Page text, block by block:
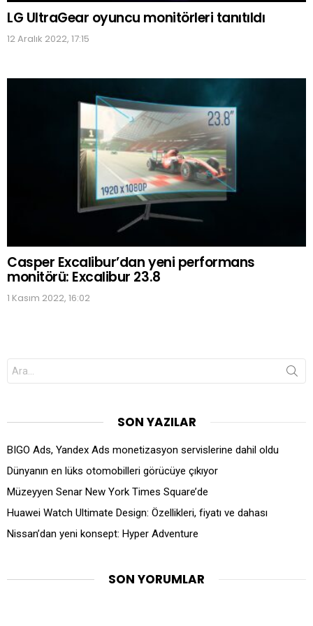
LG UltraGear oyuncu monitörleri tanıtıldı
12 Aralık 2022, 17:15
Casper Excalibur’dan yeni performans
monitörü: Excalibur 23.8
1 Kasım 2022, 16:02
Search
for:
SON YAZILAR
BIGO Ads, Yandex Ads monetizasyon servislerine dahil oldu
Dünyanın en lüks otomobilleri görücüye çıkıyor
Müzeyyen Senar New York Times Square’de
Huawei Watch Ultimate Design: Özellikleri, fiyatı ve dahası
Nissan’dan yeni konsept: Hyper Adventure
SON YORUMLAR